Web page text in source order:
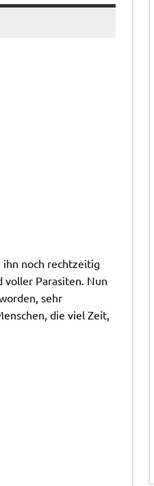
ihn noch rechtzeitig
voller Parasiten. Nun
sehr
die viel Zeit,